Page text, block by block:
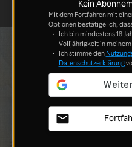
Kein
Mit dem Fortfahren mit
Optionen bestätige ich,
Ich bin mindestens 18
Volljährigkeit in
Ich stimme den
Datenschutzerklärung